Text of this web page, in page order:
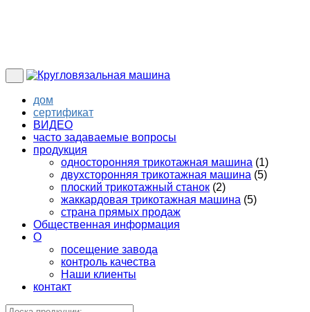
дом
сертификат
ВИДЕО
часто задаваемые вопросы
продукция
односторонняя трикотажная машина (1)
двухсторонняя трикотажная машина (5)
плоский трикотажный станок (2)
жаккардовая трикотажная машина (5)
страна прямых продаж
Общественная информация
О
посещение завода
контроль качества
Наши клиенты
контакт